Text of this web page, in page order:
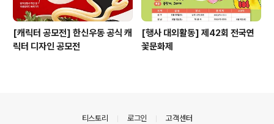
[캐릭터 공모전] 한신우동 공식 캐
릭터 디자인 공모전
[행사 대외활동] 제42회 전국연
꽃문화제
티스토리 로그인 고객센터